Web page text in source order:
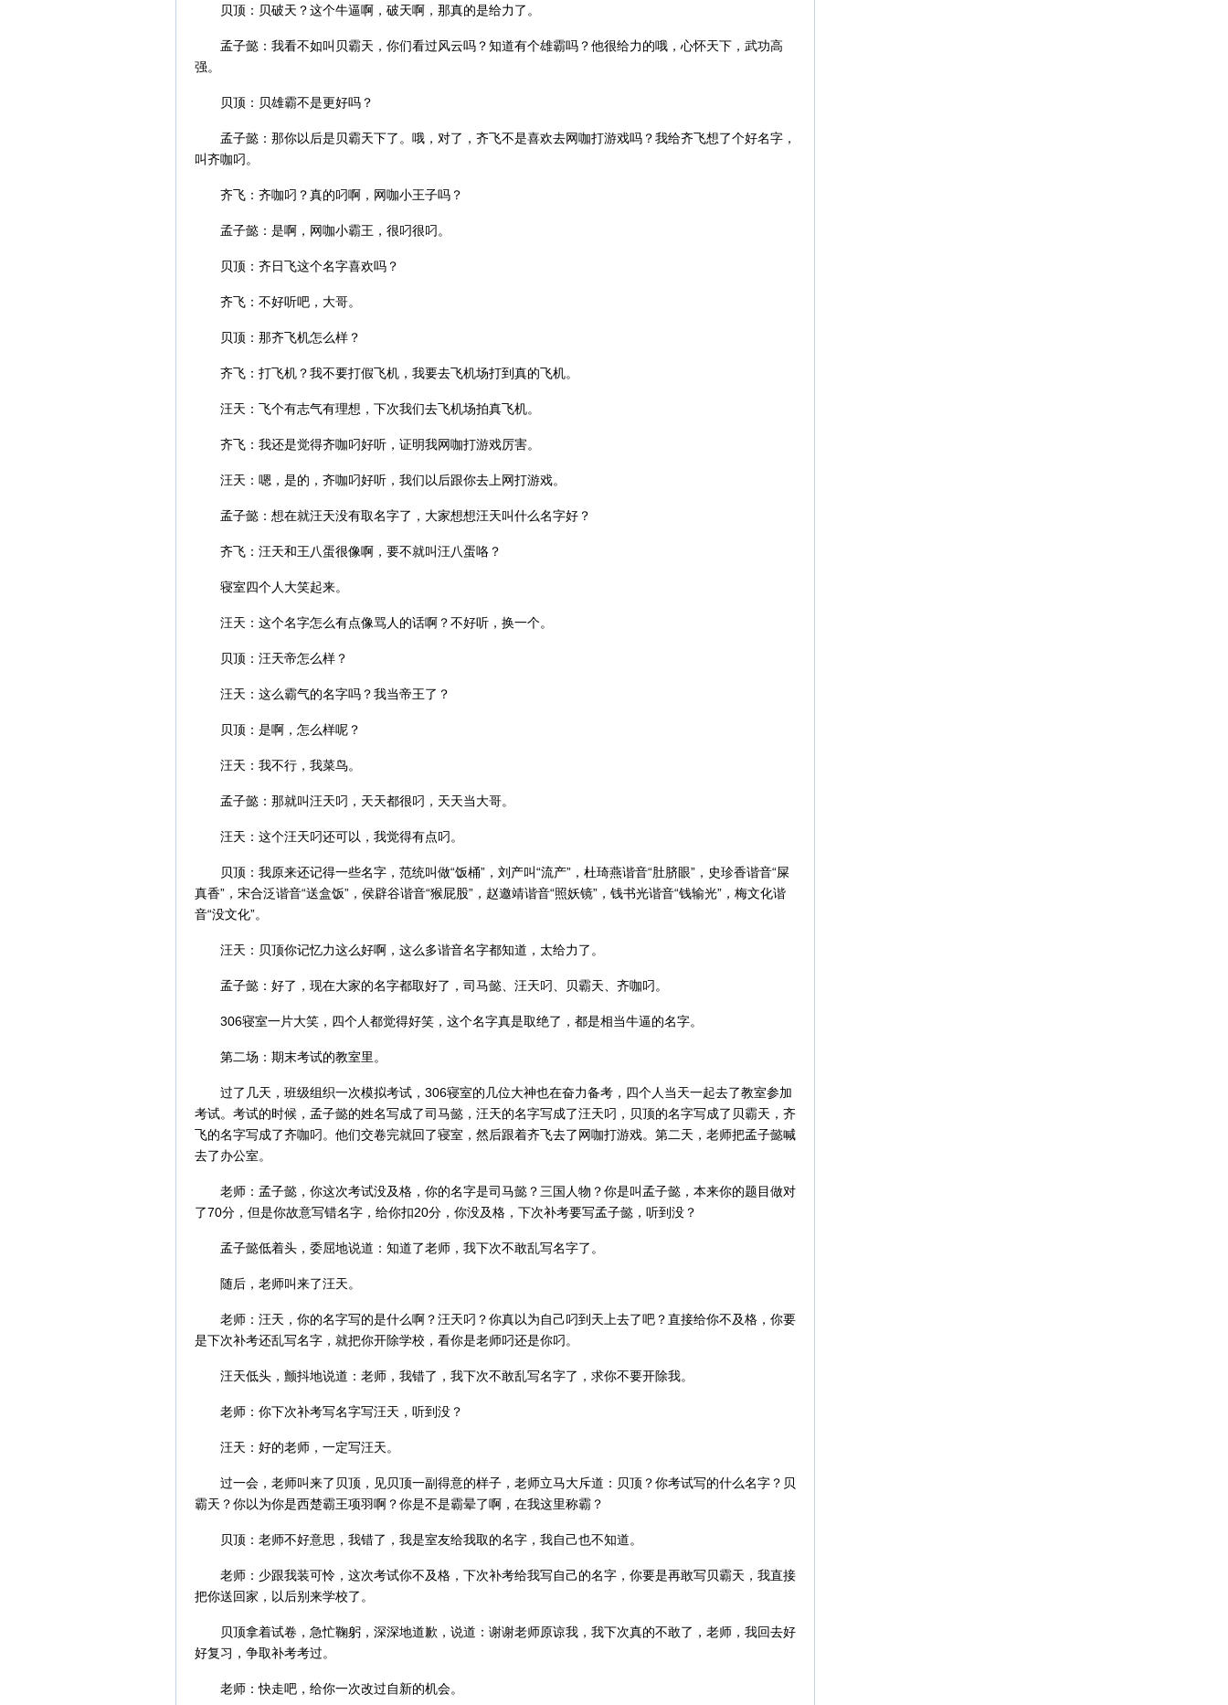
贝顶：贝破天？这个牛逼啊，破天啊，那真的是给力了。
孟子懿：我看不如叫贝霸天，你们看过风云吗？知道有个雄霸吗？他很给力的哦，心怀天下，武功高
强。
贝顶：贝雄霸不是更好吗？
孟子懿：那你以后是贝霸天下了。哦，对了，齐飞不是喜欢去网咖打游戏吗？我给齐飞想了个好名字，
叫齐咖叼。
齐飞：齐咖叼？真的叼啊，网咖小王子吗？
孟子懿：是啊，网咖小霸王，很叼很叼。
贝顶：齐日飞这个名字喜欢吗？
齐飞：不好听吧，大哥。
贝顶：那齐飞机怎么样？
齐飞：打飞机？我不要打假飞机，我要去飞机场打到真的飞机。
汪天：飞个有志气有理想，下次我们去飞机场拍真飞机。
齐飞：我还是觉得齐咖叼好听，证明我网咖打游戏厉害。
汪天：嗯，是的，齐咖叼好听，我们以后跟你去上网打游戏。
孟子懿：想在就汪天没有取名字了，大家想想汪天叫什么名字好？
齐飞：汪天和王八蛋很像啊，要不就叫汪八蛋咯？
寝室四个人大笑起来。
汪天：这个名字怎么有点像骂人的话啊？不好听，换一个。
贝顶：汪天帝怎么样？
汪天：这么霸气的名字吗？我当帝王了？
贝顶：是啊，怎么样呢？
汪天：我不行，我菜鸟。
孟子懿：那就叫汪天叼，天天都很叼，天天当大哥。
汪天：这个汪天叼还可以，我觉得有点叼。
贝顶：我原来还记得一些名字，范统叫做“饭桶”，‌刘产叫‌“流产”，‌杜琦燕‌谐音“肚脐眼”，‌史珍香‌谐音“屎
真香”，‌宋合泛‌谐音“送盒饭”，‌侯辟谷‌谐音“猴屁股”，‌赵邀靖‌谐音“照妖镜”，‌钱书光‌谐音“钱输光”，‌梅文化‌谐
音“没文化”。
汪天：贝顶你记忆力这么好啊，这么多谐音名字都知道，太给力了。
孟子懿：好了，现在大家的名字都取好了，司马懿、汪天叼、贝霸天、齐咖叼。
306寝室一片大笑，四个人都觉得好笑，这个名字真是取绝了，都是相当牛逼的名字。
第二场：期末考试的教室里。
过了几天，班级组织一次模拟考试，306寝室的几位大神也在奋力备考，四个人当天一起去了教室参加
考试。考试的时候，孟子懿的姓名写成了司马懿，汪天的名字写成了汪天叼，贝顶的名字写成了贝霸天，齐
飞的名字写成了齐咖叼。他们交卷完就回了寝室，然后跟着齐飞去了网咖打游戏。第二天，老师把孟子懿喊
去了办公室。
老师：孟子懿，你这次考试没及格，你的名字是司马懿？三国人物？你是叫孟子懿，本来你的题目做对
了70分，但是你故意写错名字，给你扣20分，你没及格，下次补考要写孟子懿，听到没？
孟子懿低着头，委屈地说道：知道了老师，我下次不敢乱写名字了。
随后，老师叫来了汪天。
老师：汪天，你的名字写的是什么啊？汪天叼？你真以为自己叼到天上去了吧？直接给你不及格，你要
是下次补考还乱写名字，就把你开除学校，看你是老师叼还是你叼。
汪天低头，颤抖地说道：老师，我错了，我下次不敢乱写名字了，求你不要开除我。
老师：你下次补考写名字写汪天，听到没？
汪天：好的老师，一定写汪天。
过一会，老师叫来了贝顶，见贝顶一副得意的样子，老师立马大斥道：贝顶？你考试写的什么名字？贝
霸天？你以为你是西楚霸王项羽啊？你是不是霸晕了啊，在我这里称霸？
贝顶：老师不好意思，我错了，我是室友给我取的名字，我自己也不知道。
老师：少跟我装可怜，这次考试你不及格，下次补考给我写自己的名字，你要是再敢写贝霸天，我直接
把你送回家，以后别来学校了。
贝顶拿着试卷，急忙鞠躬，深深地道歉，说道：谢谢老师原谅我，我下次真的不敢了，老师，我回去好
好复习，争取补考考过。
老师：快走吧，给你一次改过自新的机会。